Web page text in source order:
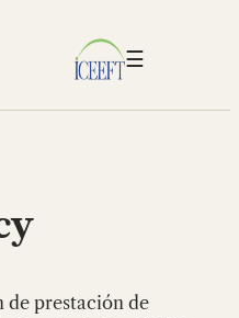
☰
de prestación de